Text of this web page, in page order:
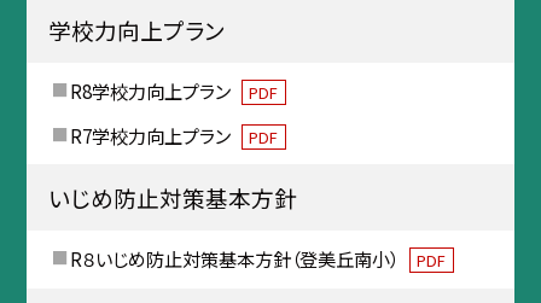
学校力向上プラン
R8学校力向上プラン PDF
R7学校力向上プラン PDF
いじめ防止対策基本方針
R８いじめ防止対策基本方針（登美丘南小） PDF